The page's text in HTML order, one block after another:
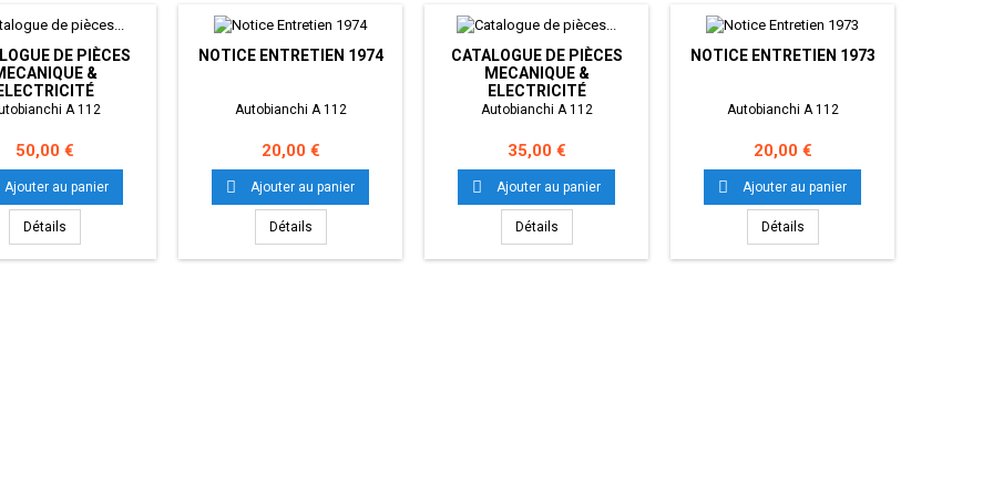
DE PIÈCES
&
A 112
Prix
50,00 €
Ajouter au panier
Détails
NOTICE ENTRETIEN 1974
Autobianchi A 112
Prix
20,00 €
 Ajouter au panier
Détails
CATALOGUE DE PIÈCES
MECANIQUE &
ELECTRICITÉ
Autobianchi A 112
Prix
35,00 €
 Ajouter au panier
Détails
NOTICE ENTRETIEN 1973
Autobianchi A 112
Prix
20,00 €
 Ajouter au panier
Détails